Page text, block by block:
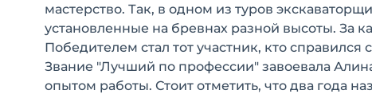
мастерство. Так, в одном из туров
установленные на бревнах разной высоты. За
Победителем стал тот участник, кто
Звание "Лучший по профессии" завоевала
опытом работы. Стоит отметить, что два года